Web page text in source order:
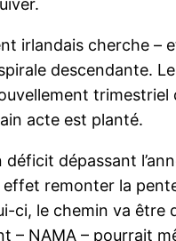
irlandais cherche –
descendante.
trimestriel
acte est planté.
dépassant
remonter la
ci, le chemin va être
– NAMA – pourrait